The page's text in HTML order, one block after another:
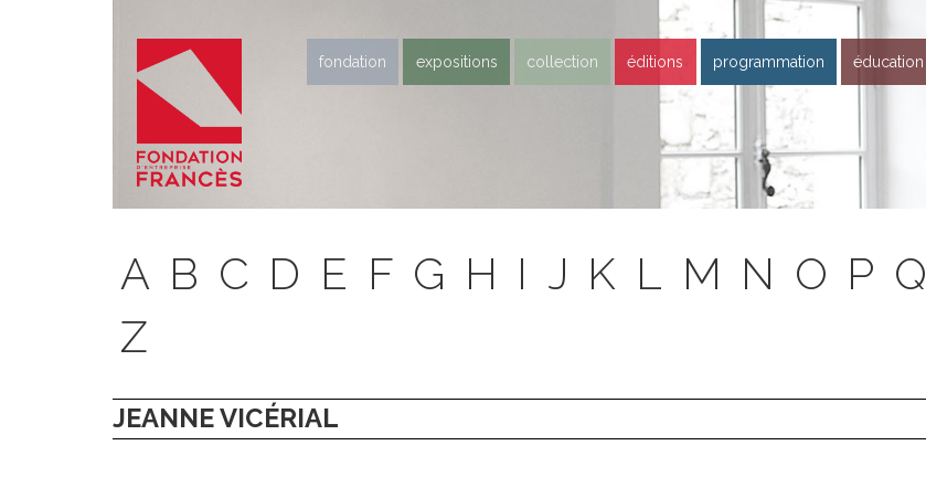
fondation expositions collection éditions programmation éducation
A B C D E F G H I J K L M N O P Q
Z
JEANNE VICÉRIAL